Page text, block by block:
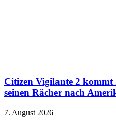
Citizen Vigilante 2 kommt
seinen Rächer nach
7. August 2026